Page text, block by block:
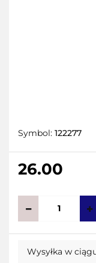
Symbol: 122277
26.00
Wysyłka w